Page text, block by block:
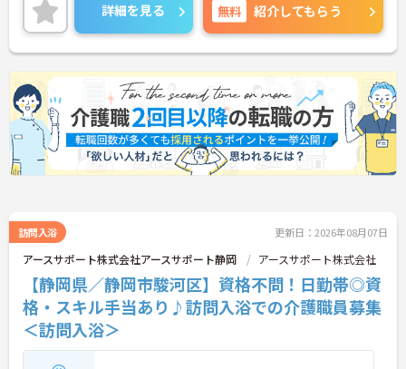
詳細を見る 無料 紹介してもらう
訪問入浴 更新日：2026年08月07日
アースサポート株式会社アースサポート静岡 アースサポート株式会社
【静岡県／静岡市駿河区】資格不問！日勤帯◎資
格・スキル手当あり♪訪問入浴での介護職員募集
＜訪問入浴＞